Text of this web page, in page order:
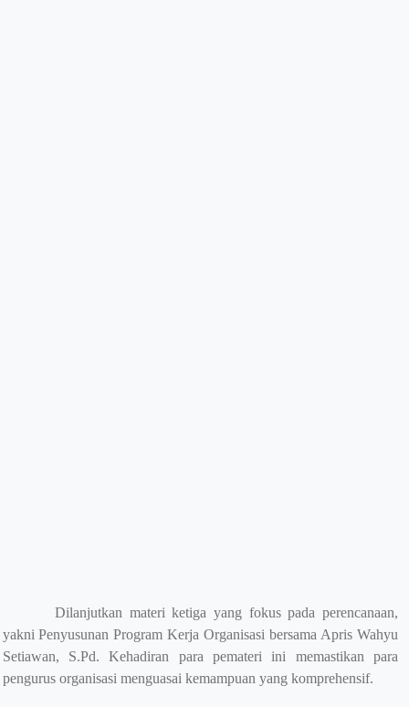
Dilanjutkan materi ketiga yang fokus pada perencanaan,
yakni Penyusunan Program Kerja Organisasi bersama Apris Wahyu
Setiawan, S.Pd. Kehadiran para pemateri ini memastikan para
pengurus organisasi menguasai kemampuan yang komprehensif.